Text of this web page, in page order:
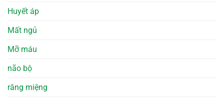
Huyết áp
Mất ngủ
Mỡ máu
não bộ
răng miệng